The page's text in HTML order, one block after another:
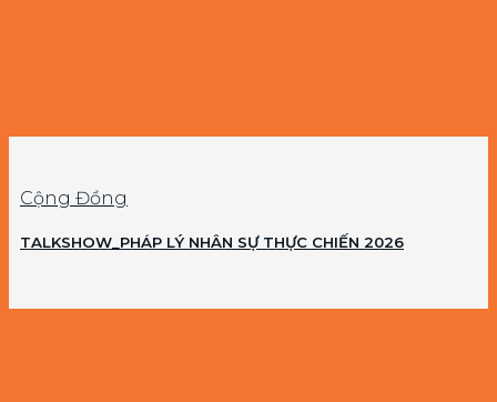
Cộng Đồng
TALKSHOW_PHÁP LÝ NHÂN SỰ THỰC CHIẾN 2026